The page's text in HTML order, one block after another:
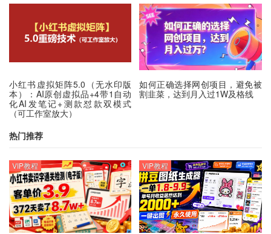
小红书虚拟矩阵5.0（无水印版
本）：AI原创虚拟品+4带1自动
化AI发笔记+测款怼款双模式
（可工作室放大）
如何正确选择网创项目，避免被
割韭菜，达到月入过1W及格线
热门推荐
VIP教程 VIP教程